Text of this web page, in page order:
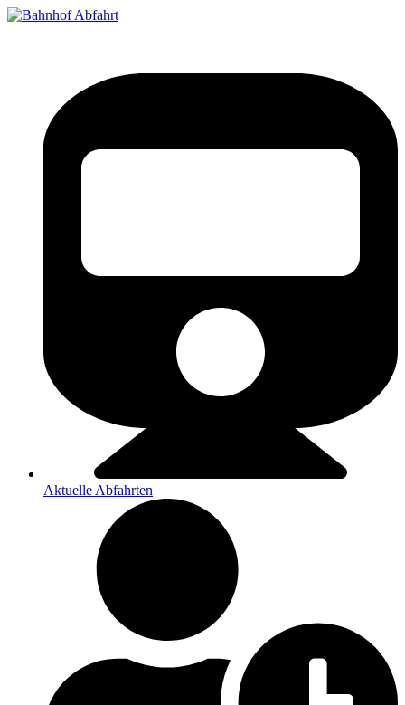
Aktuelle Abfahrten